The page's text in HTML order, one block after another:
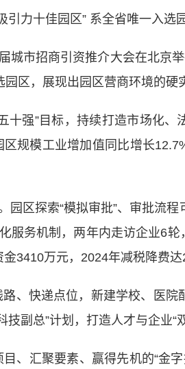
力十佳园区” 系全省唯一入选
市招商引资推介大会在北京举
区，展现出园区营商环境的硬
强”目标，持续打造市场化、
规模工业增加值同比增长
区探索“模拟审批”、审批流程
服务机制，两年内走访企业6
3410万元，2024年减税降费达
快递点位，新建学校、医院
副总”计划，打造人才与企业“
汇聚要素、赢得先机的“金字